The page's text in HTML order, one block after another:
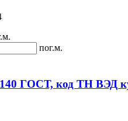
пог.м.
ГОСТ, код ТН ВЭД